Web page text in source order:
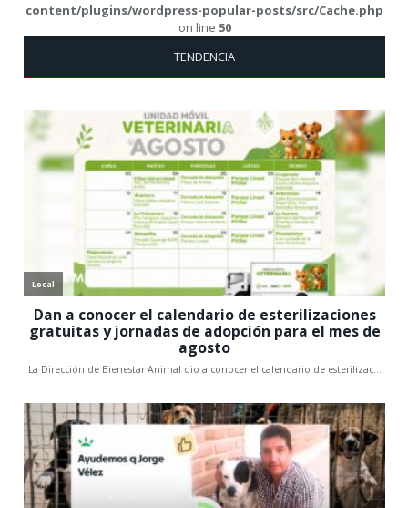
content/plugins/wordpress-popular-posts/src/Cache.php
on line 50
TENDENCIA